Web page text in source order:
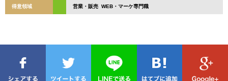
得意領域 営業・販売 WEB・マーケ専門職